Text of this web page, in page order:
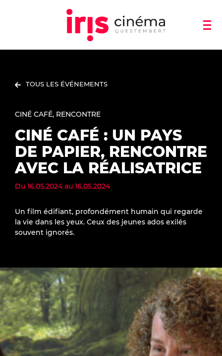
TOUS LES ÉVÉNEMENTS
CINÉ CAFÉ RENCONTRE
CINÉ CAFÉ : UN PAYS
DE PAPIER, RENCONTRE
AVEC LA RÉALISATRICE
Du 16.05.2024au 16.05.2024
Un film édifiant, profondément humain qui regarde
la vie dans les yeux. Ceux des jeunes ados exilés
souvent ignorés.